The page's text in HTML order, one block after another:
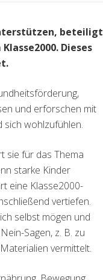
beteiligt
Dieses
und erforschen mit
sich wohlzufühlen.
sie für das Thema
starke Kinder
eine Klasse2000-
vertiefen.
selbst mögen und
Sagen, z. B. zu
vermittelt.